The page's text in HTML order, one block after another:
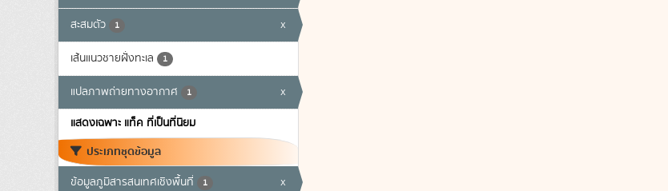
สะสมตัว 1 x
เส้นแนวชายฝั่งทะเล 1
แปลภาพถ่ายทางอากาศ 1
x
แสดงเฉพาะ แท็ค ที่เป็นที่นิยม
ประเภทชุดข้อมูล
ข้อมูลภูมิสารสนเทศเชิงพื้นที่ 1 x